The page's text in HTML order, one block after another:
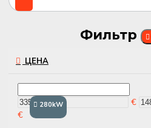
280kW
Фильтр
ЦЕНА
€
€